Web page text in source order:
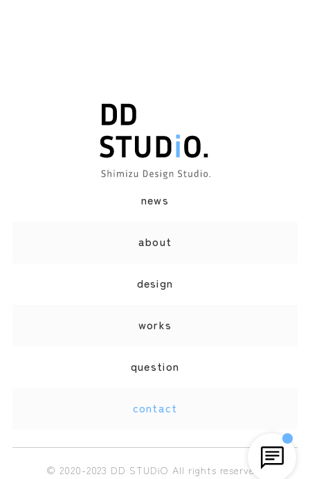
news
about
design
works
question
contact
© 2020-2023 DD STUDiO All rights reserved.
オペレーターが回答します。
ありがとうございます。
料金について知りたい